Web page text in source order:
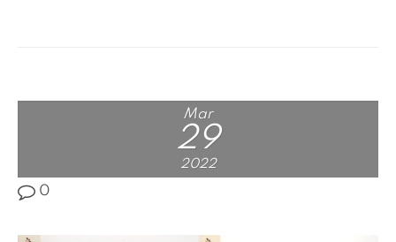
Mar
29
2022
0